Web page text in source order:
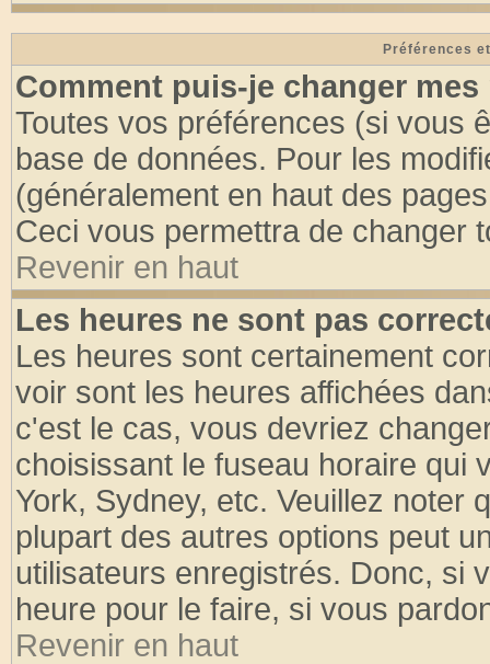
Préférences
Comment puis-je changer mes
Toutes vos préférences (si vous
base de données. Pour les
(généralement en haut des
Ceci vous permettra de changer
Revenir en haut
Les heures ne sont pas
Les heures sont certainement
voir sont les heures affichées
c'est le cas, vous devriez
choisissant le fuseau horaire qui
York, Sydney, etc. Veuillez noter
plupart des autres options peut
utilisateurs enregistrés. Donc, si
heure pour le faire, si vous
Revenir en haut